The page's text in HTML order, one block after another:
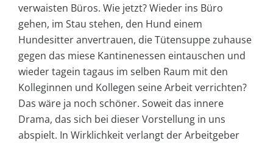
verwaisten Büros. Wie jetzt? Wieder ins Büro
gehen, im Stau stehen, den Hund einem
Hundesitter anvertrauen, die Tütensuppe zuhause
gegen das miese Kantinenessen eintauschen und
wieder tagein tagaus im selben Raum mit den
Kolleginnen und Kollegen seine Arbeit verrichten?
Das wäre ja noch schöner. Soweit das innere
Drama, das sich bei dieser Vorstellung in uns
abspielt. In Wirklichkeit verlangt der Arbeitgeber